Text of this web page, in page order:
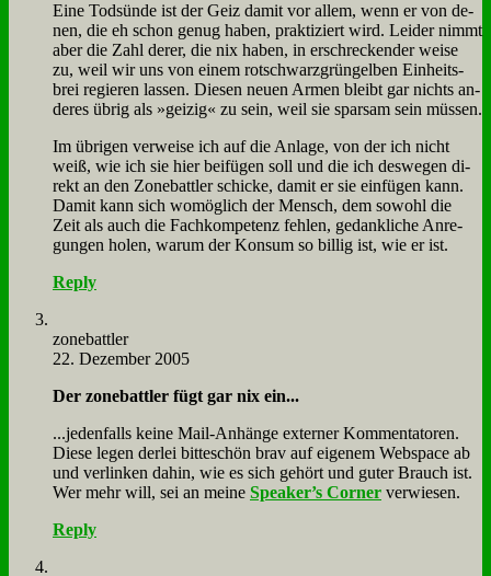
Ei­ne Tod­sün­de ist der Geiz da­mit vor al­lem, wenn er von de­
nen, die eh schon ge­nug ha­ben, prak­ti­ziert wird. Lei­der nimmt
aber die Zahl de­rer, die nix ha­ben, in er­schrecken­der wei­se
zu, weil wir uns von ei­nem rot­schwarz­grün­gel­ben Ein­heits­
brei re­gie­ren las­sen. Die­sen neu­en Ar­men bleibt gar nichts an­
de­res üb­rig als »gei­zig« zu sein, weil sie spar­sam sein müs­sen.
Im üb­ri­gen ver­wei­se ich auf die An­la­ge, von der ich nicht
weiß, wie ich sie hier bei­fü­gen soll und die ich des­we­gen di­
rekt an den Zone­batt­ler schicke, da­mit er sie ein­fü­gen kann.
Da­mit kann sich wo­mög­lich der Mensch, dem so­wohl die
Zeit als auch die Fach­kom­pe­tenz feh­len, ge­dank­li­che An­re­
gun­gen ho­len, war­um der Kon­sum so bil­lig ist, wie er ist.
Reply
zone­batt­ler
22. Dezember 2005
Der zone­batt­ler fügt gar nix ein...
...je­den­falls kei­ne Mail-An­hän­ge ex­ter­ner Kom­men­ta­to­ren.
Die­se le­gen der­lei bit­te­schön brav auf ei­ge­nem Web­space ab
und ver­lin­ken da­hin, wie es sich ge­hört und gu­ter Brauch ist.
Wer mehr will, sei an mei­ne Speaker’s Cor­ner ver­wie­sen.
Reply